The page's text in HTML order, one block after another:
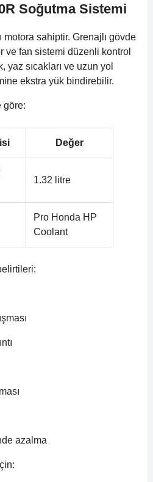
Soğutma Sistemi
motora sahiptir. Grenajlı gövde
ve fan sistemi düzenli kontrol
sıcakları ve uzun yol
ekstra yük bindirebilir.
göre:
Değer
1.32 litre
Pro Honda HP
Coolant
azalma